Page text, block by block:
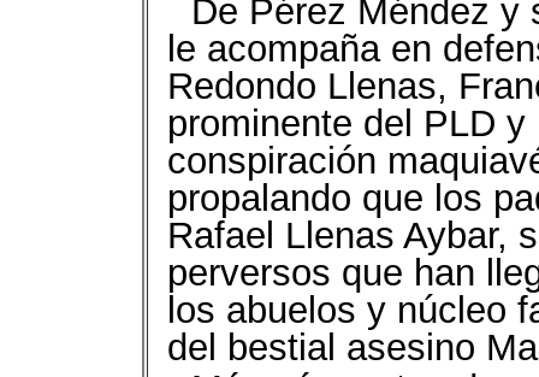
De Pérez Méndez y
le acompaña en
Redondo Llenas,
prominente del PLD
conspiración
propalando que los
Rafael Llenas Aybar,
perversos que han
los abuelos y núcleo
del bestial asesino